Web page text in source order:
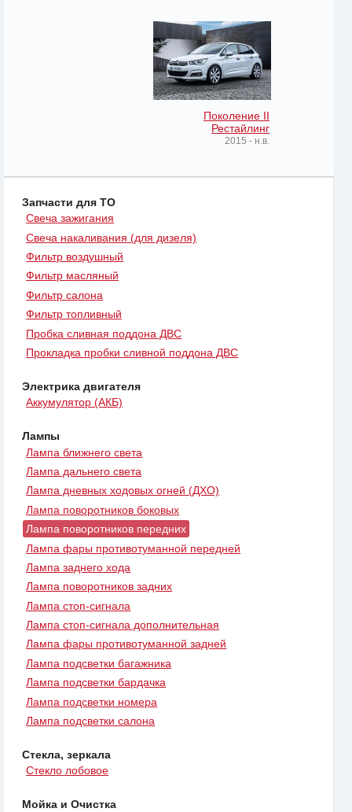
Поколение II
Рестайлинг
2015 - н.в.
Запчасти для ТО
Свеча зажигания
Свеча накаливания (для дизеля)
Фильтр воздушный
Фильтр масляный
Фильтр салона
Фильтр топливный
Пробка сливная поддона ДВС
Прокладка пробки сливной поддона ДВС
Электрика двигателя
Аккумулятор (АКБ)
Лампы
Лампа ближнего света
Лампа дальнего света
Лампа дневных ходовых огней (ДХО)
Лампа поворотников боковых
Лампа поворотников передних
Лампа фары противотуманной передней
Лампа заднего хода
Лампа поворотников задних
Лампа стоп-сигнала
Лампа стоп-сигнала дополнительная
Лампа фары противотуманной задней
Лампа подсветки багажника
Лампа подсветки бардачка
Лампа подсветки номера
Лампа подсветки салона
Стекла, зеркала
Стекло лобовое
Мойка и Очистка